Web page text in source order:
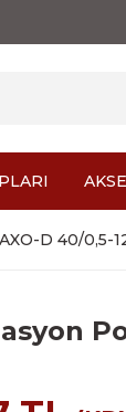
D 40/0,5-